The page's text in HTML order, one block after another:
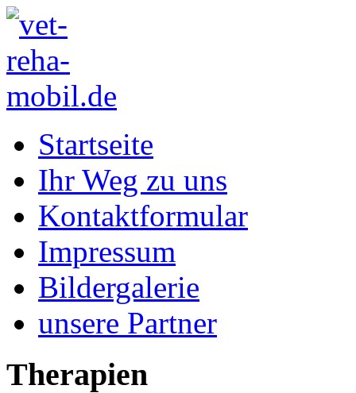
Startseite
Ihr Weg zu uns
Kontaktformular
Impressum
Bildergalerie
unsere Partner
Therapien